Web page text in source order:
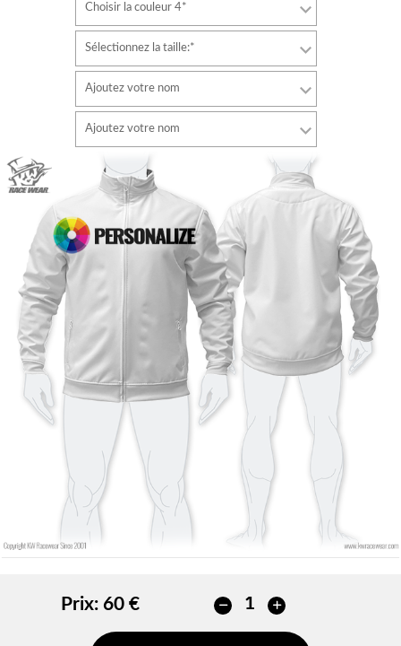
Choisir la couleur 4*
Sélectionnez la taille:*
Ajoutez votre nom
Couleur de la police
Couleur du contour
Sans contour
AJOUTER
Ajoutez votre nom
Police de caractère
Couleur de la police
Sans contour
AJOUTER
Prix: 60 €